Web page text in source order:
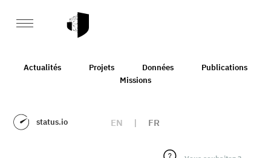
Actualités Projets Données
Publications
Missions
status.io EN | FR